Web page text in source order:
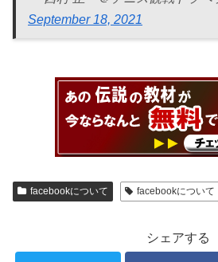
September 18, 2021
facebookについて facebookについて
シェアする